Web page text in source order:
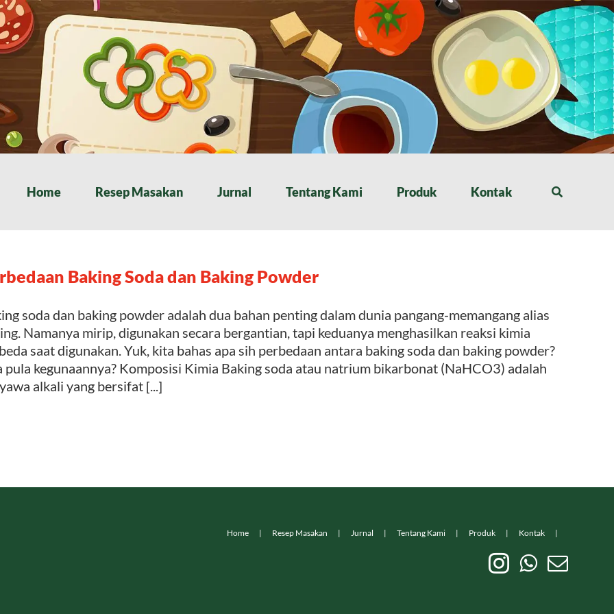
Home Resep Masakan Jurnal Tentang Kami Produk Kontak
Baking Soda dan Baking Powder
soda dan baking powder adalah dua bahan penting dalam dunia pangang-memangang alias
Namanya mirip, digunakan secara bergantian, tapi keduanya menghasilkan reaksi kimia
saat digunakan. Yuk, kita bahas apa sih perbedaan antara baking soda dan baking powder?
pula kegunaannya? Komposisi Kimia Baking soda atau natrium bikarbonat (NaHCO3) adalah
alkali yang bersifat [...]
Home Resep Masakan Jurnal Tentang Kami Produk Kontak